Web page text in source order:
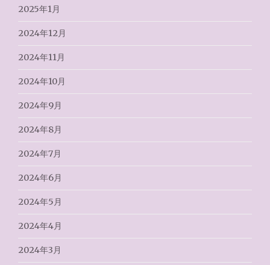
2025年1月
2024年12月
2024年11月
2024年10月
2024年9月
2024年8月
2024年7月
2024年6月
2024年5月
2024年4月
2024年3月